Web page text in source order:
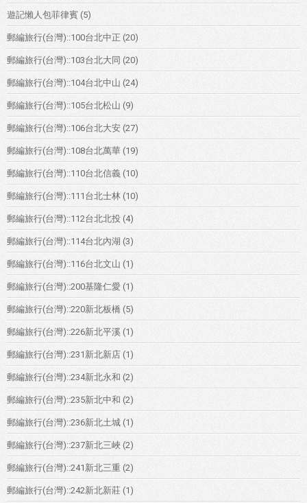
遊記懶人包菲律賓 (5)
郵編旅行(台灣)::100台北中正 (20)
郵編旅行(台灣)::103台北大同 (20)
郵編旅行(台灣)::104台北中山 (24)
郵編旅行(台灣)::105台北松山 (9)
郵編旅行(台灣)::106台北大安 (27)
郵編旅行(台灣)::108台北萬華 (19)
郵編旅行(台灣)::110台北信義 (10)
郵編旅行(台灣)::111台北士林 (10)
郵編旅行(台灣)::112台北北投 (4)
郵編旅行(台灣)::114台北內湖 (3)
郵編旅行(台灣)::116台北文山 (1)
郵編旅行(台灣)::200基隆仁愛 (1)
郵編旅行(台灣)::220新北板橋 (5)
郵編旅行(台灣)::226新北平溪 (1)
郵編旅行(台灣)::231新北新店 (1)
郵編旅行(台灣)::234新北永和 (2)
郵編旅行(台灣)::235新北中和 (2)
郵編旅行(台灣)::236新北土城 (1)
郵編旅行(台灣)::237新北三峽 (2)
郵編旅行(台灣)::241新北三重 (2)
郵編旅行(台灣)::242新北新莊 (1)